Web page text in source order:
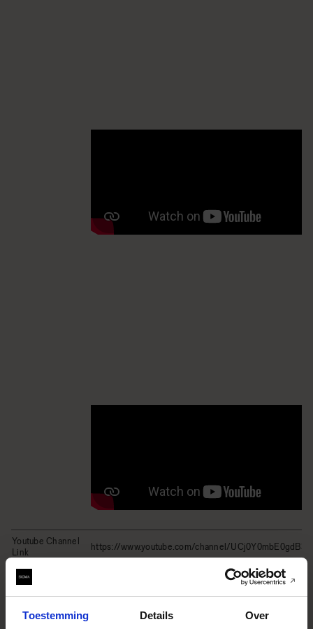
Toestemming Details Over
Youtube Channel
Link
https://www.youtube.com/channel/
Instagram Widget
Lensconstructie 10 elements in 8 groups
Lens Type